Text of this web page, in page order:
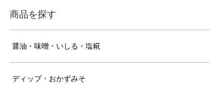
商品を探す
醤油・味噌・いしる・塩糀
ディップ・おかずみそ